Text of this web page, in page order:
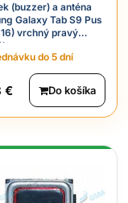
(buzzer) a anténa
Galaxy Tab S9 Pus
vrchný pravý
do 5 dní
€ Do košíka